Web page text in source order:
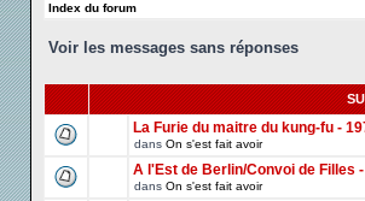
Index du forum
Voir les messages sans réponses
La Furie du maitre du kung-fu -
dans On s'est fait avoir
A l'Est de Berlin/Convoi de Filles
dans On s'est fait avoir